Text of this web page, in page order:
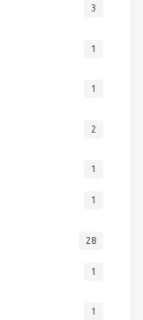
3
1
1
2
1
1
28
1
1